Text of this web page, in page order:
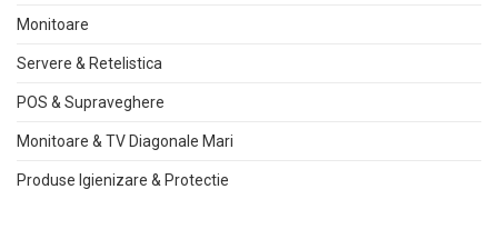
Monitoare
Servere & Retelistica
POS & Supraveghere
Monitoare & TV Diagonale Mari
Produse Igienizare & Protectie